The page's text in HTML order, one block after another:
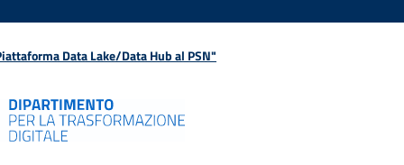
Data Lake/Data Hub al PSN"